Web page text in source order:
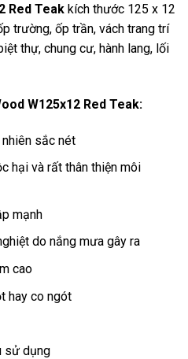
Red Teak kích thước 125 x 12
trường, ốp trần, vách trang trí
thự, chung cư, hành lang, lối
W125x12 Red Teak:
sắc nét
hại và rất thân thiện môi
mạnh
do nắng mưa gây ra
cao
hay co ngót
sử dụng